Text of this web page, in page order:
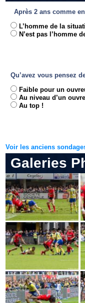
Après 2 ans comme
L’homme de la
N’est pas l’homme
Qu’avez vous pensez
Faible pour un
Au niveau d’un
Au top !
Voir les anciens
Galeries